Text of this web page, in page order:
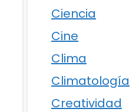
Ciencia
Cine
Clima
Climatología
Creatividad